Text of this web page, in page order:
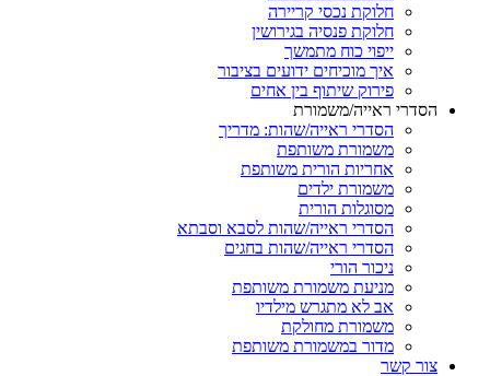
חלוקת נכסי קריירה
חלוקת פנסיה בגירושין
ייפוי כוח מתמשך
איך מוכיחים ידועים בציבור
פירוק שיתוף בין אחים
הסדרי ראייה/משמורת
הסדרי ראייה/שהות: מדריך
משמורת משותפת
אחריות הורית משותפת
משמורת ילדים
מסוגלות הורית
הסדרי ראייה/שהות לסבא וסבתא
הסדרי ראייה/שהות בחגים
ניכור הורי
מניעת משמורת משותפת
אב לא מתגרש מילדיו
משמורת מחולקת
מדור במשמורת משותפת
צור קשר